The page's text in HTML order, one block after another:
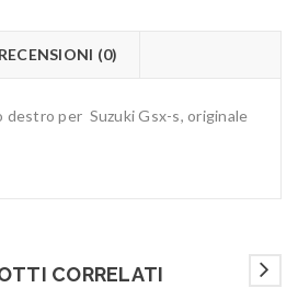
RECENSIONI (0)
per Suzuki Gsx-s, originale
CORRELATI